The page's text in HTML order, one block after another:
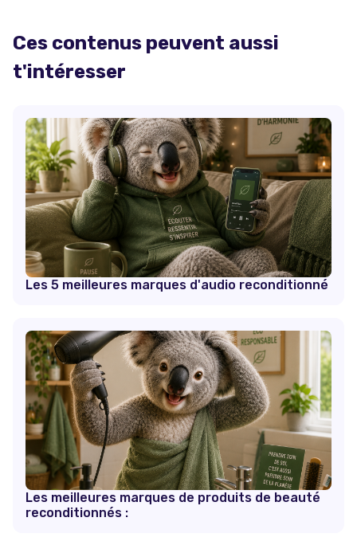
Ces contenus peuvent aussi
t'intéresser
Les 5 meilleures marques d'audio reconditionné
Les meilleures marques de produits de beauté
reconditionnés :